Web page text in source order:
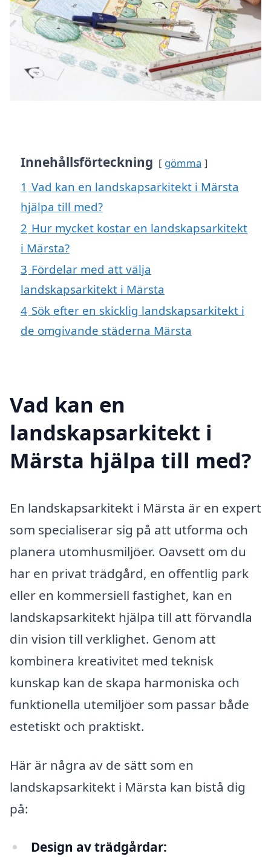
Innehållsförteckning gömma
1 Vad kan en landskapsarkitekt i Märsta
hjälpa till med?
2 Hur mycket kostar en landskapsarkitekt
i Märsta?
3 Fördelar med att välja
landskapsarkitekt i Märsta
4 Sök efter en skicklig landskapsarkitekt i
de omgivande städerna Märsta
Vad kan en
landskapsarkitekt i
Märsta hjälpa till med?
En landskapsarkitekt i Märsta är en expert
som specialiserar sig på att utforma och
planera utomhusmiljöer. Oavsett om du
har en privat trädgård, en offentlig park
eller en kommersiell fastighet, kan en
landskapsarkitekt hjälpa till att förvandla
din vision till verklighet. Genom att
kombinera kreativitet med teknisk
kunskap kan de skapa harmoniska och
funktionella utemiljöer som passar både
estetiskt och praktiskt.
Här är några av de sätt som en
landskapsarkitekt i Märsta kan bistå dig
på:
Design av trädgårdar: